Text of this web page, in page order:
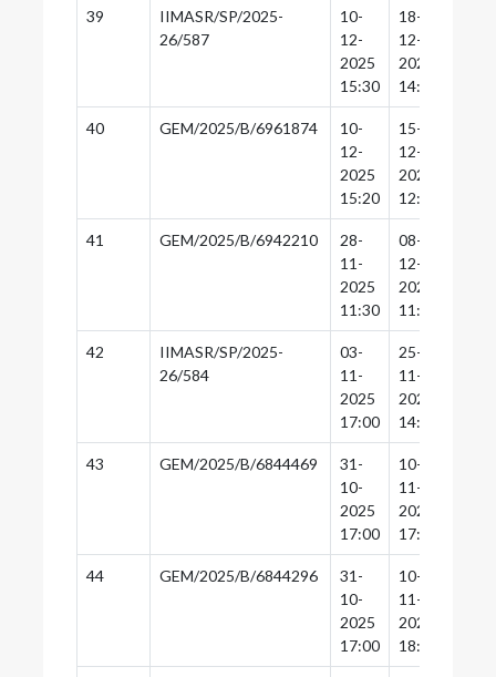
39
IIMASR/SP/2025-
26/587
10-
12-
2025
15:30
18-
12-
2025
14:30
40 GEM/2025/B/6961874
10-
12-
2025
15:20
15-
12-
2025
12:30
41 GEM/2025/B/6942210
28-
11-
2025
11:30
08-
12-
2025
11:30
42
IIMASR/SP/2025-
26/584
03-
11-
2025
17:00
25-
11-
2025
14:30
43 GEM/2025/B/6844469
31-
10-
2025
17:00
10-
11-
2025
17:30
44 GEM/2025/B/6844296
31-
10-
2025
17:00
10-
11-
2025
18:30